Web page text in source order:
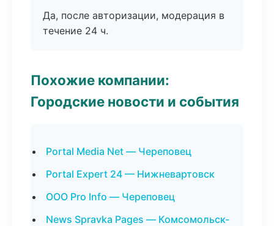
Да, после авторизации, модерация в
течение 24 ч.
Похожие компании:
Городские новости и события
Portal Media Net — Череповец
Portal Expert 24 — Нижневартовск
ООО Pro Info — Череповец
News Spravka Pages — Комсомольск-